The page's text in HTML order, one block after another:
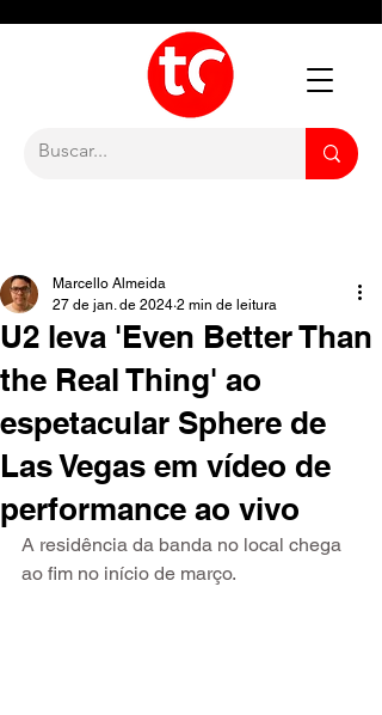
U2 leva 'Even Better Than
the Real Thing' ao
espetacular Sphere de
Las Vegas em vídeo de
performance ao vivo
Marcello Almeida
27 de jan. de 2024 2 min de leitura
A residência da banda no local chega
ao fim no início de março.